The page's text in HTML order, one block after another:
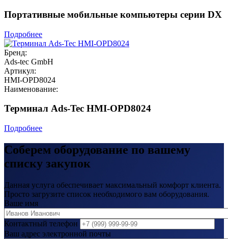
Портативные мобильные компьютеры серии DX
Подробнее
Бренд:
Ads-tec GmbH
Артикул:
HMI-OPD8024
Наименование:
Терминал Ads-Tec HMI-OPD8024
Подробнее
Соберем оборудование по вашему
списку закупок
Данная услуга обеспечивает максимальный комфорт клиента.
Просто загрузите список необходимого вам оборудования.
Ваше имя
Контактный телефон
Ваш адрес электронной почты